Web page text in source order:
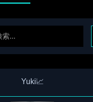
Yuki📈